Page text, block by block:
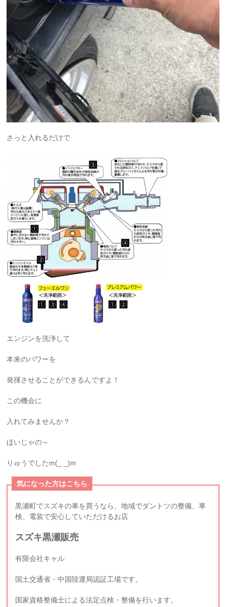
さっと入れるだけで
エンジンを洗浄して
本来のパワーを
発揮させることができるんですよ！
この機会に
入れてみませんか？
ほいじゃの～
りゅうでしたm(_ _)m
気になった方はこちら
黒瀬町でスズキの車を買うなら、地域でダントツの整備、車
検、電装で安心していただけるお店
スズキ黒瀬販売
有限会社キャル
国土交通省・中国陸運局認証工場です。
国家資格整備士による法定点検・整備を行います。